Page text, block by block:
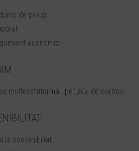
de preus
econòmic
multiplataforma i petjada de carboni
la sostenibiliat